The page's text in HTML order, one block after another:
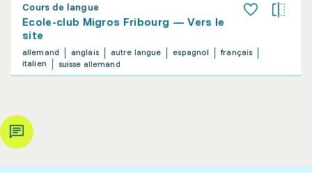
Cours de langue
Ecole-club Migros Fribourg — Vers le
site
allemand anglais autre langue espagnol
français
italien
suisse allemand